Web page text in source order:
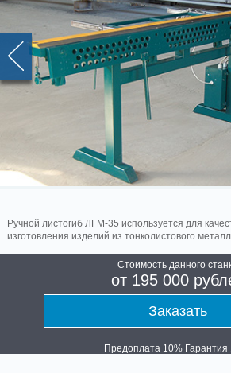
Ручной листогиб ЛГМ-35 используется для
изготовления изделий из тонколистового
Стоимость данного
от 195 000
Заказать
Предоплата 10% Гарантия